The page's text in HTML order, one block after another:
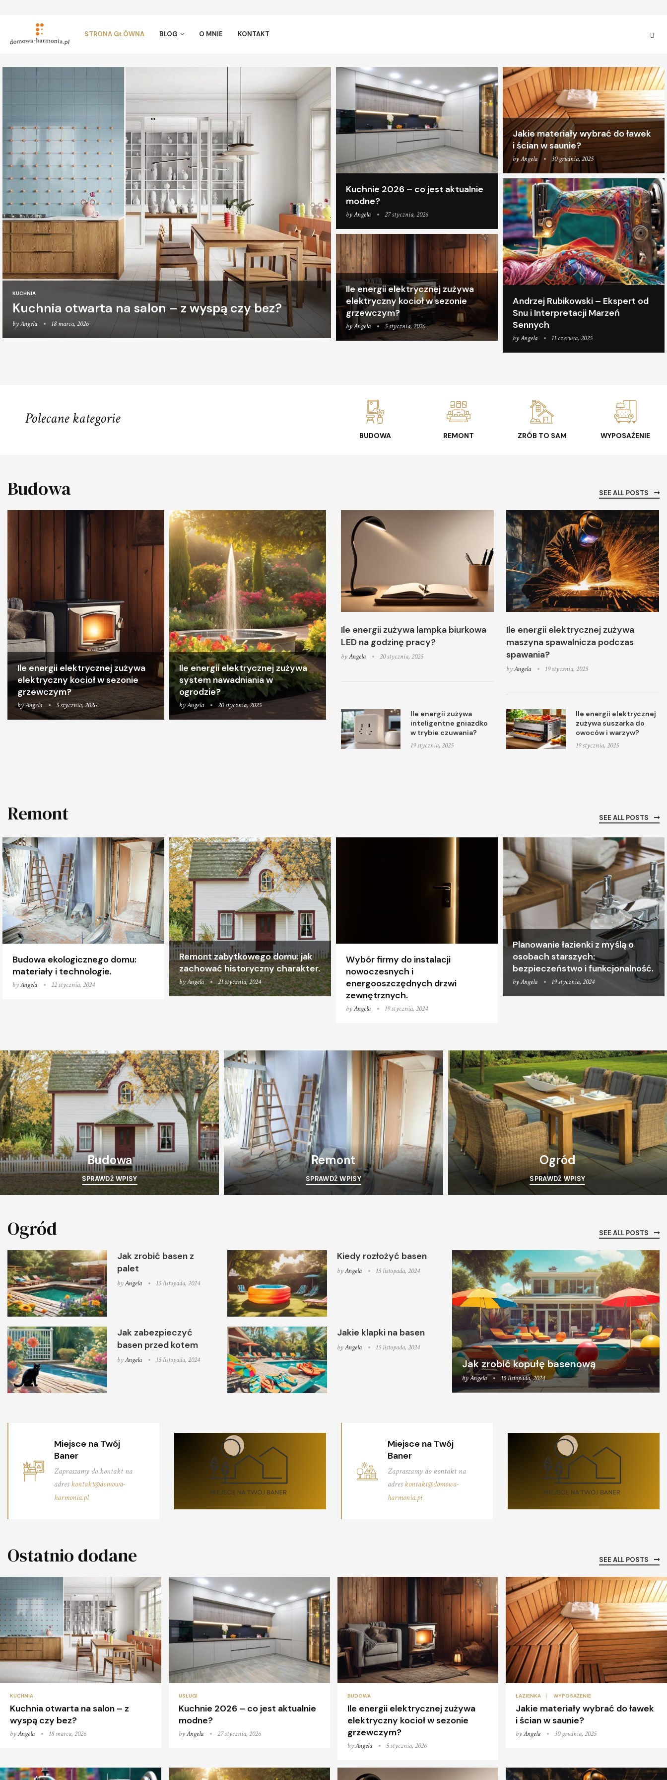
STRONA GŁÓWNA BLOG O MNIE KONTAKT
KUCHNIA
Kuchnia otwarta na salon – z wyspą czy bez?
byAngela 18 marca, 2026
Kuchnie 2026 – co jest aktualnie
modne?
byAngela 27 stycznia, 2026
Ile energii elektrycznej zużywa
elektryczny kocioł w sezonie
grzewczym?
byAngela 5 stycznia, 2026
Jakie materiały wybrać do ławek
i ścian w saunie?
byAngela 30 grudnia, 2025
Andrzej Rubikowski – Ekspert od
Snu i Interpretacji Marzeń
Sennych
byAngela 11 czerwca, 2025
Polecane kategorie
BUDOWA REMONT ZRÓB TO SAM WYPOSAŻENIE
Budowa SEE ALL POSTS
Ile energii elektrycznej zużywa
elektryczny kocioł w sezonie
grzewczym?
byAngela 5 stycznia, 2026
Ile energii elektrycznej zużywa
system nawadniania w
ogrodzie?
byAngela 20 stycznia, 2025
Ile energii zużywa lampka biurkowa
LED na godzinę pracy?
byAngela 20 stycznia, 2025
Ile energii elektrycznej zużywa
maszyna spawalnicza podczas
spawania?
byAngela 19 stycznia, 2025
Ile energii zużywa
inteligentne gniazdko
w trybie czuwania?
19 stycznia, 2025
Ile energii elektrycznej
zużywa suszarka do
owoców i warzyw?
19 stycznia, 2025
Remont SEE ALL POSTS
Budowa ekologicznego domu:
materiały i technologie.
byAngela 22 stycznia, 2024
Remont zabytkowego domu: jak
zachować historyczny charakter.
byAngela 21 stycznia, 2024
Wybór firmy do instalacji
nowoczesnych i
energooszczędnych drzwi
zewnętrznych.
byAngela 19 stycznia, 2024
Planowanie łazienki z myślą o
osobach starszych:
bezpieczeństwo i funkcjonalność.
byAngela 19 stycznia, 2024
Budowa
SPRAWDŹ WPISY
Remont
SPRAWDŹ WPISY
Ogród
SPRAWDŹ WPISY
Ogród SEE ALL POSTS
Jak zrobić basen z
palet
byAngela 15 listopada, 2024
Kiedy rozłożyć basen
byAngela 15 listopada, 2024
Jak zabezpieczyć
basen przed kotem
byAngela 15 listopada, 2024
Jakie klapki na basen
byAngela 15 listopada, 2024
Jak zrobić kopułę basenową
byAngela 15 listopada, 2024
Miejsce na Twój
Baner
Zapraszamy do kontakt na
adreskontakt@domowa-
harmonia.pl
Miejsce na Twój
Baner
Zapraszamy do kontakt na
adreskontakt@domowa-
harmonia.pl
Ostatnio dodane SEE ALL POSTS
KUCHNIA
Kuchnia otwarta na salon – z
wyspą czy bez?
byAngela 18 marca, 2026
USŁUGI
Kuchnie 2026 – co jest aktualnie
modne?
byAngela 27 stycznia, 2026
BUDOWA
Ile energii elektrycznej zużywa
elektryczny kocioł w sezonie
grzewczym?
byAngela 5 stycznia, 2026
ŁAZIENKA WYPOSAŻENIE
Jakie materiały wybrać do ławek
i ścian w saunie?
byAngela 30 grudnia, 2025